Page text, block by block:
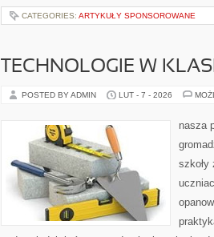
CATEGORIES: ARTYKUŁY SPONSOROWANE
TECHNOLOGIE W
POSTED BY ADMIN LUT - 7 - 2026
nasza
szkoły